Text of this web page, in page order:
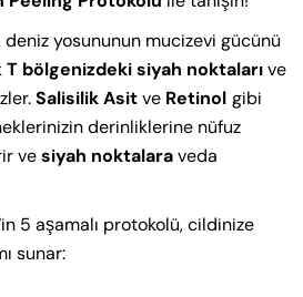
deniz yosununun mucizevi gücünü
T bölgenizdeki siyah noktalarıve
Salisilik Asitve Retinol gibi
derinliklerine nüfuz
vesiyah noktalaraveda
5 aşamalı protokolü, cildinize
sunar: